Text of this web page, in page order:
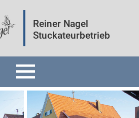
Reiner Nagel
Stuckateurbetrieb